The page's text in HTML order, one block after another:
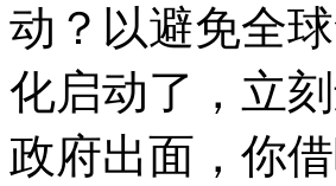
动？以避免全
化启动了，立
政府出面，你